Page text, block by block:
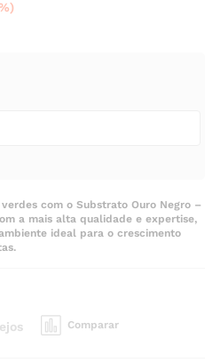
com o Substrato Ouro Negro –
a mais alta qualidade e expertise,
ideal para o crescimento
Comparar